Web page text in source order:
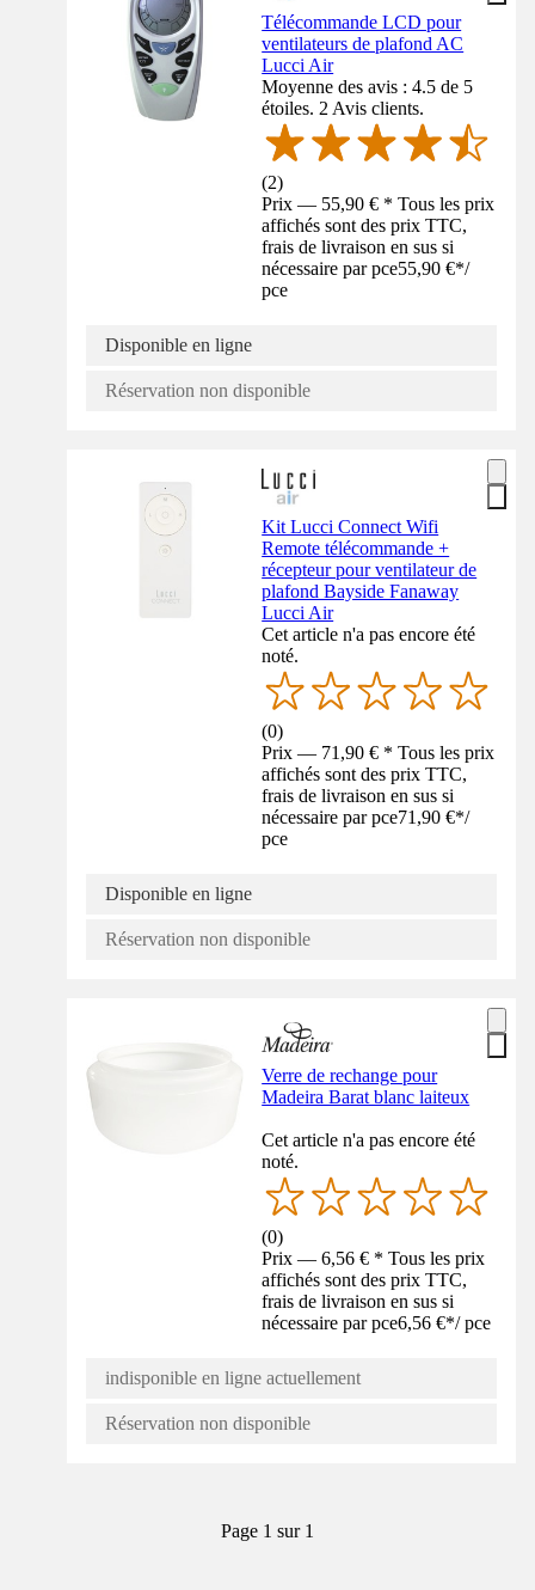
Télécommande LCD pour
ventilateurs de plafond AC
Lucci Air
Moyenne des avis : 4.5 de 5
étoiles. 2 Avis clients.
(2)
Prix — 55,90 € * Tous les prix
affichés sont des prix TTC,
frais de livraison en sus si
nécessaire par pce55,90 €*/
pce
Disponible en ligne
Réservation non disponible
Kit Lucci Connect Wifi
Remote télécommande +
récepteur pour ventilateur de
plafond Bayside Fanaway
Lucci Air
Cet article n'a pas encore été
noté.
(0)
Prix — 71,90 € * Tous les prix
affichés sont des prix TTC,
frais de livraison en sus si
nécessaire par pce71,90 €*/
pce
Disponible en ligne
Réservation non disponible
Verre de rechange pour
Madeira Barat blanc laiteux
Cet article n'a pas encore été
noté.
(0)
Prix — 6,56 € * Tous les prix
affichés sont des prix TTC,
frais de livraison en sus si
nécessaire par pce6,56 €*/ pce
indisponible en ligne actuellement
Réservation non disponible
Page 1 sur 1